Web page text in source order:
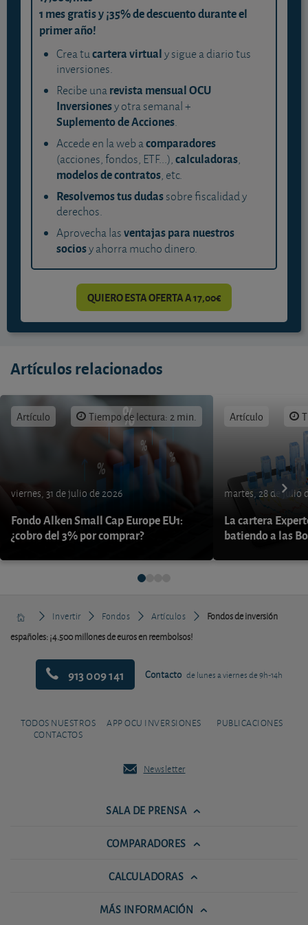
1 mes gratis y ¡35% de descuento durante el
primer año!
Crea tucartera virtualy sigue a diario tus
inversiones.
Recibe unarevista mensual OCU
Inversionesy otra semanal +
Suplemento de Acciones.
Accede en la web acomparadores
(acciones, fondos, ETF...),calculadoras,
modelos de contratos, etc.
Resolvemos tus dudassobre fiscalidad y
derechos.
Aprovecha lasventajas para nuestros
sociosy ahorra mucho dinero.
QUIERO ESTA OFERTA A 17,00€
Artículos relacionados
Artículo Tiempo de lectura: 2 min.
viernes, 31 de julio de 2026
Fondo Alken Small Cap Europe EU1:
¿cobro del 3% por comprar?
Artículo
martes, 28 de julio
La cartera
batiendo a las
Invertir Fondos Artículos
Fondos de inversión
españoles: ¡4.500 millones de euros en reembolsos!
913 009 141 Contacto de lunes a viernes de 9h-14h
TODOS NUESTROS
CONTACTOS
APP OCU INVERSIONES PUBLICACIONES
Newsletter
SALA DE PRENSA
COMPARADORES
CALCULADORAS
MÁS INFORMACIÓN